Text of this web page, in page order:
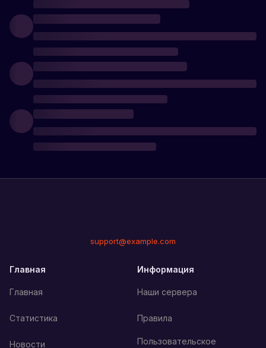
support@example.com
Главная
Главная
Статистика
Новости
Информация
Наши сервера
Правила
Пользовательское